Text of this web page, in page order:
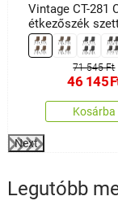
Vintage CT-281
étkezőszék
71 545 Ft
46 145
Kosárba
Next
Legutóbb